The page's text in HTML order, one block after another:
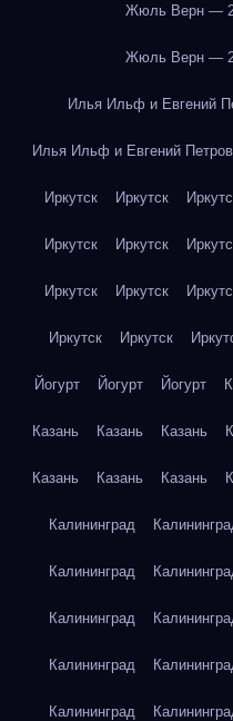
Жюль Верн —
Жюль Верн —
Илья Ильф и Евгений
Илья Ильф и Евгений
Иркутск Иркутск
Иркутск Иркутск
Иркутск Иркутск
Иркутск Иркутск
Йогурт Йогурт Йогурт
Казань Казань Казань
Казань Казань Казань
Калининград
Калининград
Калининград
Калининград
Калининград